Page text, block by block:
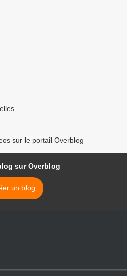
sur le portail Overblog
sur Overblog
un blog